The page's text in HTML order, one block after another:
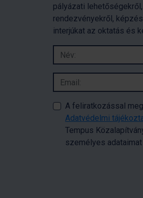
pályázati
rendezvényekről,
interjúkat az oktatás és
A feliratkozással
Adatvédelmi
Tempus
személyes